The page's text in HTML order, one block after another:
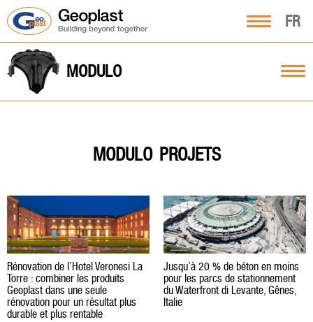
FR
MODULO
MODULO PROJETS
Rénovation de l’Hotel Veronesi La
Torre : combiner les produits
Geoplast dans une seule
rénovation pour un résultat plus
durable et plus rentable
Jusqu’à 20 % de béton en moins
pour les parcs de stationnement
du Waterfront di Levante, Gênes,
Italie